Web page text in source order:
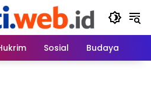
Sosial Budaya